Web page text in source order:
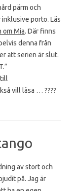
pärm och
porto. Läs
om Mia. Där finns
denna från
att serien är slut.
vill läsa … ????
av stort och
på. Jag är